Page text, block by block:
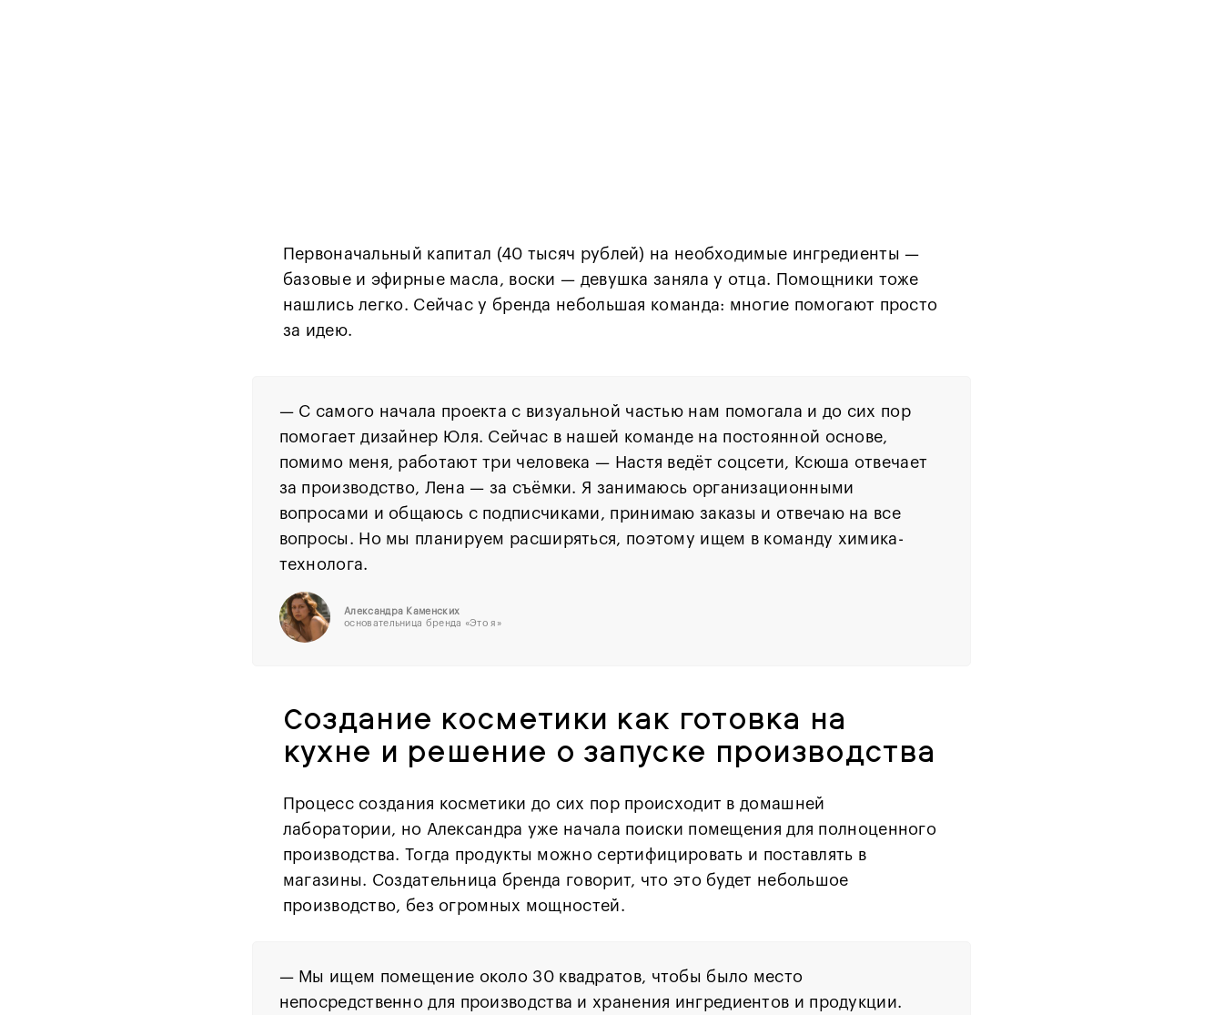
Первоначальный капитал (40 тысяч рублей) на необходимые ингредиенты —
базовые и эфирные масла, воски — девушка заняла у отца. Помощники тоже
нашлись легко. Сейчас у бренда небольшая команда: многие помогают просто
за идею.
— С самого начала проекта с визуальной частью нам помогала и до сих пор
помогает дизайнер Юля. Сейчас в нашей команде на постоянной основе,
помимо меня, работают три человека — Настя ведёт соцсети, Ксюша отвечает
за производство, Лена — за съёмки. Я занимаюсь организационными
вопросами и общаюсь с подписчиками, принимаю заказы и отвечаю на все
вопросы. Но мы планируем расширяться, поэтому ищем в команду химика-
технолога.
Александра Каменских
основательница бренда «Это я»
Создание косметики как готовка на
кухне и решение о запуске производства
Процесс создания косметики до сих пор происходит в домашней
лаборатории, но Александра уже начала поиски помещения для полноценного
производства. Тогда продукты можно сертифицировать и поставлять в
магазины. Создательница бренда говорит, что это будет небольшое
производство, без огромных мощностей.
— Мы ищем помещение около 30 квадратов, чтобы было место
непосредственно для производства и хранения ингредиентов и продукции.